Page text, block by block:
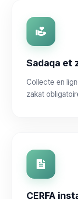
Sadaqa et
Collecte en
zakat
CERFA